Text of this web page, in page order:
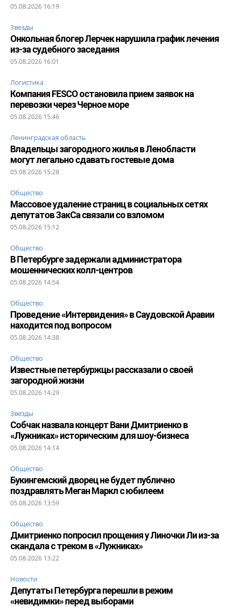
05.08.2026 16:19
Звезды
Онкольная блогер Лерчек нарушила график лечения
из-за судебного заседания
05.08.2026 16:01
Логистика
Компания FESCO остановила прием заявок на
перевозки через Черное море
05.08.2026 15:46
Ленинградская область
Владельцы загородного жилья в Ленобласти
могут легально сдавать гостевые дома
05.08.2026 15:28
Общество
Массовое удаление страниц в социальных сетях
депутатов ЗакСа связали со взломом
05.08.2026 15:12
Общество
В Петербурге задержали администратора
мошеннических колл-центров
05.08.2026 14:54
Общество
Проведение «Интервидения» в Саудовской Аравии
находится под вопросом
05.08.2026 14:38
Общество
Известные петербуржцы рассказали о своей
загородной жизни
05.08.2026 14:29
Звезды
Собчак назвала концерт Вани Дмитриенко в
«Лужниках» историческим для шоу-бизнеса
05.08.2026 14:14
Общество
Букингемский дворец не будет публично
поздравлять Меган Маркл с юбилеем
05.08.2026 13:59
Общество
Дмитриенко попросил прощения у Линочки Ли из-за
скандала с треком в «Лужниках»
05.08.2026 13:22
Новости
Депутаты Петербурга перешли в режим
«невидимки» перед выборами